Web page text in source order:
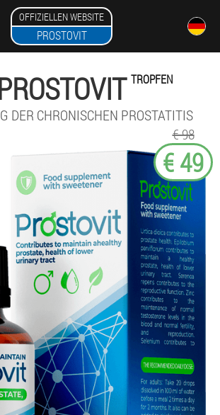
OFFIZIELLEN WEBSITE
PROSTOVIT
TROPFEN
DER CHRONISCHEN PROSTATITIS
€ 98
€ 49